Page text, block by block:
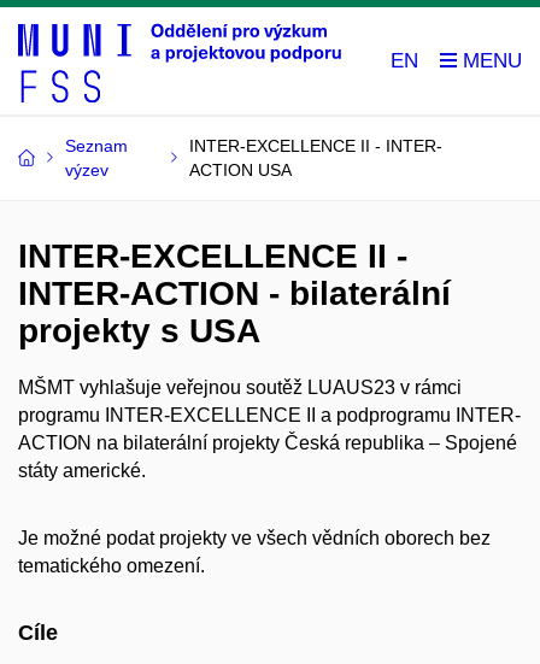
EN
Seznam
výzev
INTER-EXCELLENCE II - INTER-
ACTION USA
INTER-EXCELLENCE II -
INTER-ACTION - bilaterální
projekty s USA
MŠMT vyhlašuje veřejnou soutěž LUAUS23 v rámci
programu INTER-EXCELLENCE II a podprogramu INTER-
ACTION na bilaterální projekty Česká republika – Spojené
státy americké.
Je možné podat projekty ve všech vědních oborech bez
tematického omezení.
Cíle